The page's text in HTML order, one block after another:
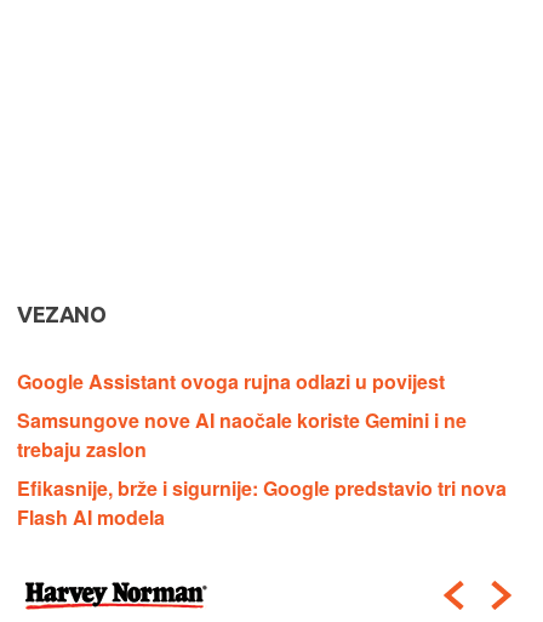
VEZANO
Google Assistant ovoga rujna odlazi u povijest
Samsungove nove AI naočale koriste Gemini i ne
trebaju zaslon
Efikasnije, brže i sigurnije: Google predstavio tri nova
Flash AI modela